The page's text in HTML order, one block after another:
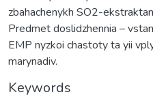
zbahachenykh SO2-
Predmet doslidzhennia –
EMP nyzkoi chastoty ta yii
marynadiv.
Keywords